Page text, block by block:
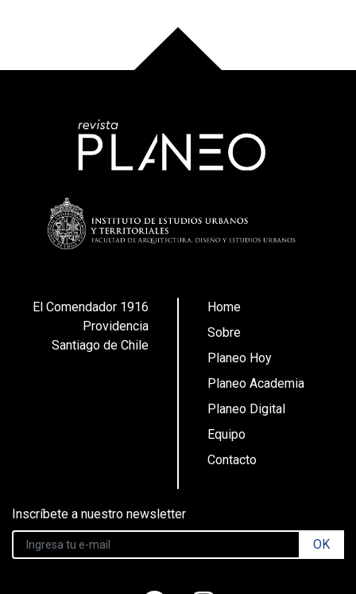
El Comendador 1916
Providencia
Santiago de Chile
Home
Sobre
Planeo Hoy
Planeo Academia
Planeo Digital
Equipo
Contacto
Inscríbete a nuestro newsletter
OK